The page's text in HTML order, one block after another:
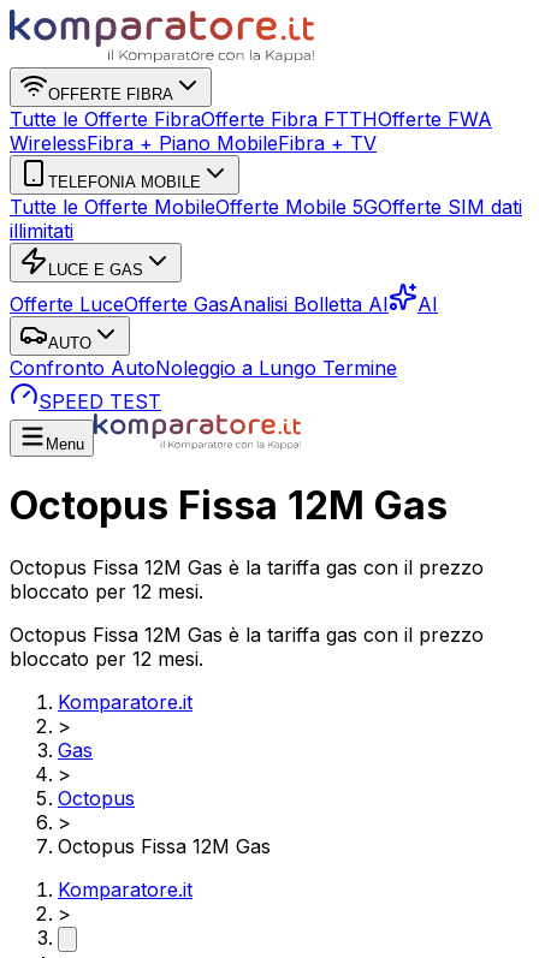
OFFERTE FIBRA
Tutte le Offerte FibraOfferte Fibra FTTHOfferte FWA
WirelessFibra + Piano MobileFibra + TV
TELEFONIA MOBILE
Tutte le Offerte MobileOfferte Mobile 5GOfferte SIM dati
illimitati
LUCE E GAS
Offerte LuceOfferte GasAnalisi Bolletta AI AI
AUTO
Confronto AutoNoleggio a Lungo Termine
SPEED TEST
Menu
Octopus Fissa 12M Gas
Octopus Fissa 12M Gas è la tariffa gas con il prezzo
bloccato per 12 mesi.
Octopus Fissa 12M Gas è la tariffa gas con il prezzo
bloccato per 12 mesi.
Komparatore.it
>
Gas
>
Octopus
>
Octopus Fissa 12M Gas
Komparatore.it
>